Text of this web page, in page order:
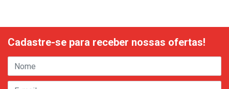
Cadastre-se para receber nossas ofertas!